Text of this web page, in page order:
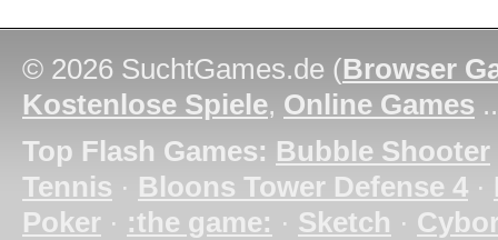
© 2026 SuchtGames.de (Browser
Kostenlose Spiele, Online Games
Top Flash Games: Bubble Shooter
Tennis · Bloons Tower Defense 4 ·
Poker · :the game: · Sketch ·